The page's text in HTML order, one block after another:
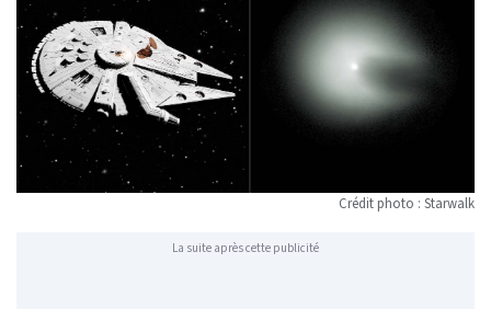
Crédit photo : Starwalk
La suite après cette publicité